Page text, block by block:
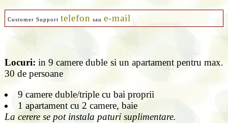
Customer Support telefon sau e-mail
Locuri: in 9 camere duble si un apartament pentru max.
30 de persoane
9 camere duble/triple cu bai proprii
1 apartament cu 2 camere, baie
La cerere se pot instala paturi suplimentare.